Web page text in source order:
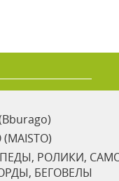
РОЛИКИ,
БЕГОВЕЛЫ